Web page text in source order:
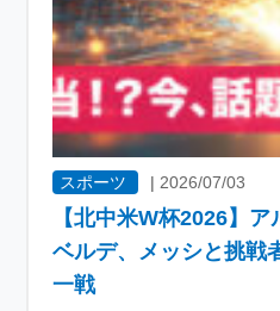
スポーツ | 2026/07/03
【北中米W杯2026】
ベルデ、メッシと挑戦
一戦